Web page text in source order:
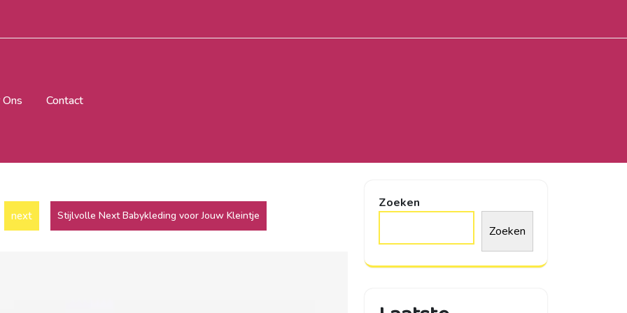
Contact
next Stijlvolle Next Babykleding voor Jouw Kleintje
Zoeken
Zoeken